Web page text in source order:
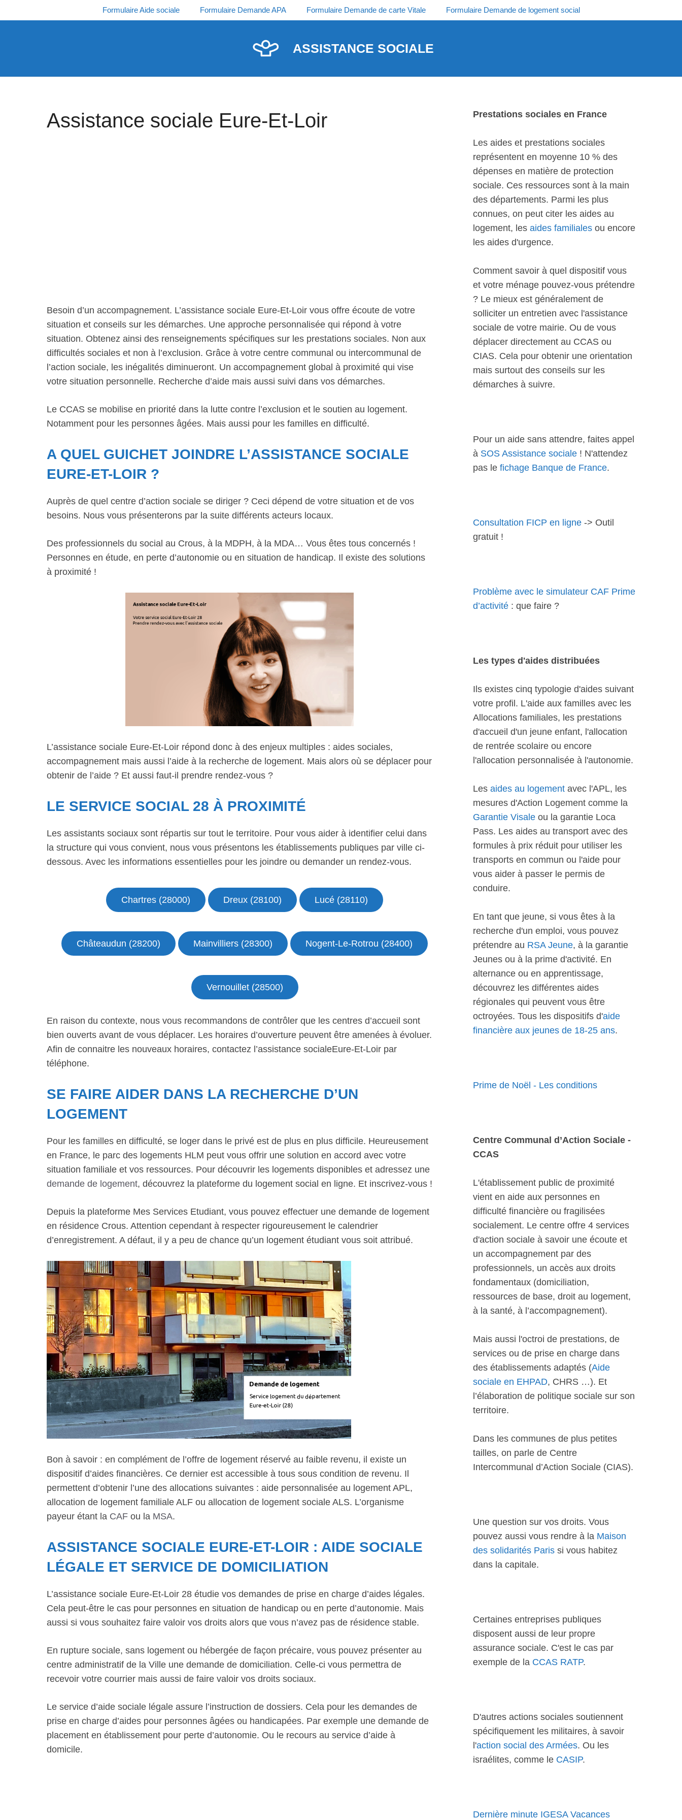
au
Formulaire Aide sociale Formulaire Demande APA Formulaire Demande de carte Vitale Formulaire Demande de logement social
ASSISTANCE SOCIALE
Assistance sociale Eure-Et-Loir
Besoin d’un accompagnement. L’assistance sociale Eure-Et-Loir vous offre écoute de votre
situation et conseils sur les démarches. Une approche personnalisée qui répond à votre
situation. Obtenez ainsi des renseignements spécifiques sur les prestations sociales. Non aux
difficultés sociales et non à l’exclusion. Grâce à votre centre communal ou intercommunal de
l’action sociale, les inégalités diminueront. Un accompagnement global à proximité qui vise
votre situation personnelle. Recherche d’aide mais aussi suivi dans vos démarches.
Le CCAS se mobilise en priorité dans la lutte contre l’exclusion et le soutien au logement.
Notamment pour les personnes âgées. Mais aussi pour les familles en difficulté.
A QUEL GUICHET JOINDRE L’ASSISTANCE SOCIALE
EURE-ET-LOIR ?
Auprès de quel centre d’action sociale se diriger ? Ceci dépend de votre situation et de vos
besoins. Nous vous présenterons par la suite différents acteurs locaux.
Des professionnels du social au Crous, à la MDPH, à la MDA… Vous êtes tous concernés !
Personnes en étude, en perte d’autonomie ou en situation de handicap. Il existe des solutions
à proximité !
L’assistance sociale Eure-Et-Loir répond donc à des enjeux multiples : aides sociales,
accompagnement mais aussi l’aide à la recherche de logement. Mais alors où se déplacer pour
obtenir de l’aide ? Et aussi faut-il prendre rendez-vous ?
LE SERVICE SOCIAL 28 À PROXIMITÉ
Les assistants sociaux sont répartis sur tout le territoire. Pour vous aider à identifier celui dans
la structure qui vous convient, nous vous présentons les établissements publiques par ville ci-
dessous. Avec les informations essentielles pour les joindre ou demander un rendez-vous.
Chartres (28000) Dreux (28100) Lucé (28110)
Châteaudun (28200) Mainvilliers (28300) Nogent-Le-Rotrou (28400)
Vernouillet (28500)
En raison du contexte, nous vous recommandons de contrôler que les centres d’accueil sont
bien ouverts avant de vous déplacer. Les horaires d’ouverture peuvent être amenées à évoluer.
Afin de connaitre les nouveaux horaires, contactez l’assistance socialeEure-Et-Loir par
téléphone.
SE FAIRE AIDER DANS LA RECHERCHE D’UN
LOGEMENT
Pour les familles en difficulté, se loger dans le privé est de plus en plus difficile. Heureusement
en France, le parc des logements HLM peut vous offrir une solution en accord avec votre
situation familiale et vos ressources. Pour découvrir les logements disponibles et adressez une
demande de logement, découvrez la plateforme du logement social en ligne. Et inscrivez-vous !
Depuis la plateforme Mes Services Etudiant, vous pouvez effectuer une demande de logement
en résidence Crous. Attention cependant à respecter rigoureusement le calendrier
d’enregistrement. A défaut, il y a peu de chance qu’un logement étudiant vous soit attribué.
Bon à savoir : en complément de l’offre de logement réservé au faible revenu, il existe un
dispositif d’aides financières. Ce dernier est accessible à tous sous condition de revenu. Il
permettent d’obtenir l’une des allocations suivantes : aide personnalisée au logement APL,
allocation de logement familiale ALF ou allocation de logement sociale ALS. L’organisme
payeur étant la CAF ou la MSA.
ASSISTANCE SOCIALE EURE-ET-LOIR : AIDE SOCIALE
LÉGALE ET SERVICE DE DOMICILIATION
L’assistance sociale Eure-Et-Loir 28 étudie vos demandes de prise en charge d’aides légales.
Cela peut-être le cas pour personnes en situation de handicap ou en perte d’autonomie. Mais
aussi si vous souhaitez faire valoir vos droits alors que vous n’avez pas de résidence stable.
En rupture sociale, sans logement ou hébergée de façon précaire, vous pouvez présenter au
centre administratif de la Ville une demande de domiciliation. Celle-ci vous permettra de
recevoir votre courrier mais aussi de faire valoir vos droits sociaux.
Le service d’aide sociale légale assure l’instruction de dossiers. Cela pour les demandes de
prise en charge d’aides pour personnes âgées ou handicapées. Par exemple une demande de
placement en établissement pour perte d’autonomie. Ou le recours au service d’aide à
domicile.
Prestations sociales en France
Les aides et prestations sociales
représentent en moyenne 10 % des
dépenses en matière de protection
sociale. Ces ressources sont à la main
des départements. Parmi les plus
connues, on peut citer les aides au
logement, les aides familiales ou encore
les aides d'urgence.
Comment savoir à quel dispositif vous
et votre ménage pouvez-vous prétendre
? Le mieux est généralement de
solliciter un entretien avec l'assistance
sociale de votre mairie. Ou de vous
déplacer directement au CCAS ou
CIAS. Cela pour obtenir une orientation
mais surtout des conseils sur les
démarches à suivre.
Pour un aide sans attendre, faites appel
à SOS Assistance sociale ! N'attendez
pas le fichage Banque de France.
Consultation FICP en ligne -> Outil
gratuit !
Problème avec le simulateur CAF Prime
d’activité : que faire ?
Les types d'aides distribuées
Ils existes cinq typologie d'aides suivant
votre profil. L'aide aux familles avec les
Allocations familiales, les prestations
d'accueil d'un jeune enfant, l'allocation
de rentrée scolaire ou encore
l'allocation personnalisée à l'autonomie.
Les aides au logement avec l'APL, les
mesures d'Action Logement comme la
Garantie Visale ou la garantie Loca
Pass. Les aides au transport avec des
formules à prix réduit pour utiliser les
transports en commun ou l'aide pour
vous aider à passer le permis de
conduire.
En tant que jeune, si vous êtes à la
recherche d'un emploi, vous pouvez
prétendre au RSA Jeune, à la garantie
Jeunes ou à la prime d'activité. En
alternance ou en apprentissage,
découvrez les différentes aides
régionales qui peuvent vous être
octroyées. Tous les dispositifs d'aide
financière aux jeunes de 18-25 ans.
Prime de Noël - Les conditions
Centre Communal d’Action Sociale -
CCAS
L'établissement public de proximité
vient en aide aux personnes en
difficulté financière ou fragilisées
socialement. Le centre offre 4 services
d'action sociale à savoir une écoute et
un accompagnement par des
professionnels, un accès aux droits
fondamentaux (domiciliation,
ressources de base, droit au logement,
à la santé, à l’accompagnement).
Mais aussi l'octroi de prestations, de
services ou de prise en charge dans
des établissements adaptés (Aide
sociale en EHPAD, CHRS …). Et
l’élaboration de politique sociale sur son
territoire.
Dans les communes de plus petites
tailles, on parle de Centre
Intercommunal d’Action Sociale (CIAS).
Une question sur vos droits. Vous
pouvez aussi vous rendre à la Maison
des solidarités Paris si vous habitez
dans la capitale.
Certaines entreprises publiques
disposent aussi de leur propre
assurance sociale. C'est le cas par
exemple de la CCAS RATP.
D'autres actions sociales soutiennent
spécifiquement les militaires, à savoir
l'action social des Armées. Ou les
israélites, comme le CASIP.
Dernière minute IGESA Vacances